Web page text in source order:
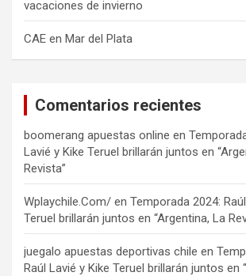
vacaciones de invierno
CAE en Mar del Plata
Comentarios recientes
boomerang apuestas online en
Lavié y Kike Teruel brillarán juntos en
Revista”
Wplaychile.Com/ en Temporada 2024:
Teruel brillarán juntos en “Argentina, La
juegalo apuestas deportivas chile en
Raúl Lavié y Kike Teruel brillarán juntos en